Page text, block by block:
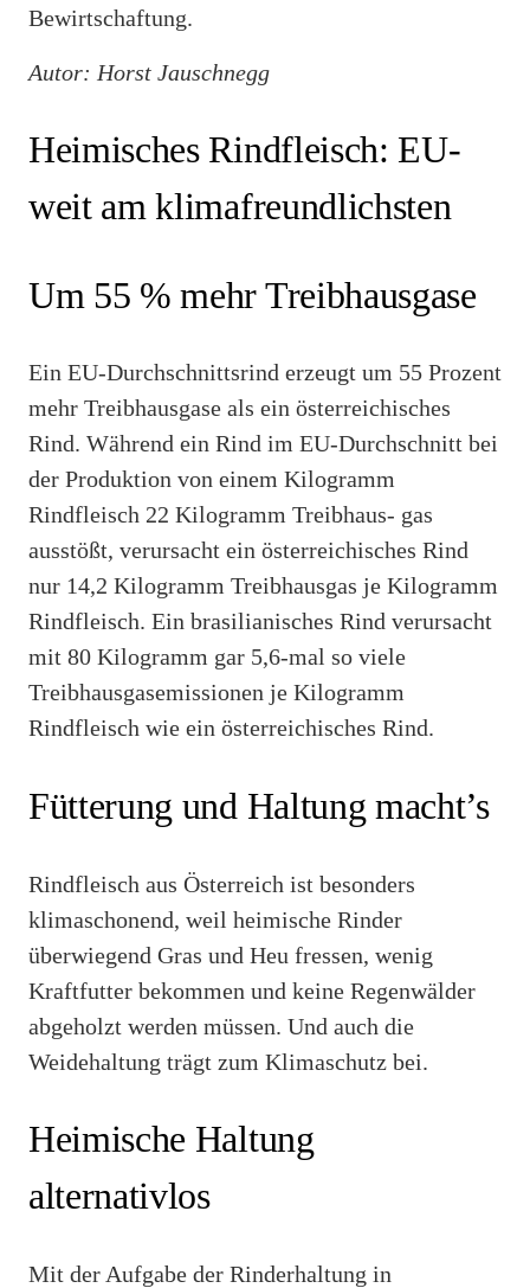
Bewirtschaftung.
Autor: Horst Jauschnegg
Heimisches Rindfleisch: EU-
weit am klimafreundlichsten
Um 55 % mehr Treibhausgase
Ein EU-Durchschnittsrind erzeugt um 55 Prozent
mehr Treibhausgase als ein österreichisches
Rind. Während ein Rind im EU-Durchschnitt bei
der Produktion von einem Kilogramm
Rindfleisch 22 Kilogramm Treibhaus- gas
ausstößt, verursacht ein österreichisches Rind
nur 14,2 Kilogramm Treibhausgas je Kilogramm
Rindfleisch. Ein brasilianisches Rind verursacht
mit 80 Kilogramm gar 5,6-mal so viele
Treibhausgasemissionen je Kilogramm
Rindfleisch wie ein österreichisches Rind.
Fütterung und Haltung macht’s
Rindfleisch aus Österreich ist besonders
klimaschonend, weil heimische Rinder
überwiegend Gras und Heu fressen, wenig
Kraftfutter bekommen und keine Regenwälder
abgeholzt werden müssen. Und auch die
Weidehaltung trägt zum Klimaschutz bei.
Heimische Haltung
alternativlos
Mit der Aufgabe der Rinderhaltung in